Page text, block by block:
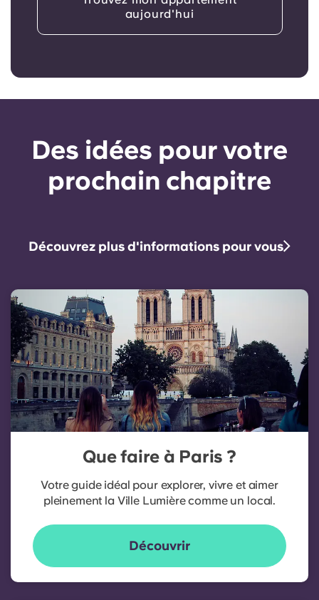
aujourd'hui
Des idées pour votre
prochain chapitre
Découvrez plus d'informations pour vous
Que faire à Paris ?
Votre guide idéal pour explorer, vivre et aimer
pleinement la Ville Lumière comme un local.
Découvrir